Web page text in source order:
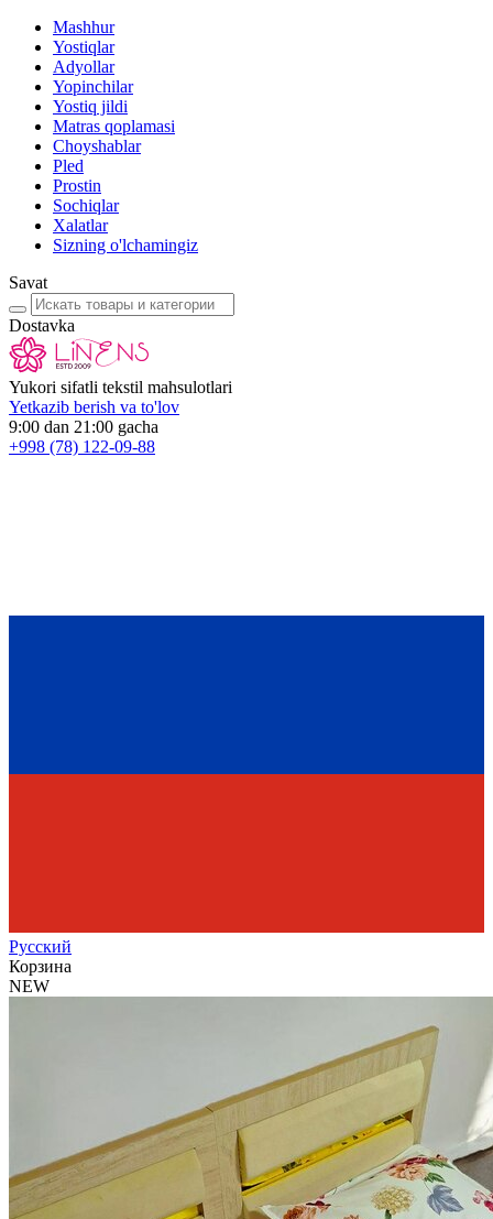
Mashhur
Yostiqlar
Adyollar
Yopinchilar
Yostiq jildi
Matras qoplamasi
Choyshablar
Pled
Prostin
Sochiqlar
Xalatlar
Sizning o'lchamingiz
Savat
Dostavka
Yukori sifatli tekstil mahsulotlari
Yetkazib berish va to'lov
9:00 dan 21:00 gacha
+998 (78) 122-09-88
Русский
Корзина
NEW